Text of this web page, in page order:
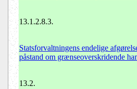
13.1.2.8.3.
Statsforvaltningens endelige
påstand om grænseoverskridende
13.2.